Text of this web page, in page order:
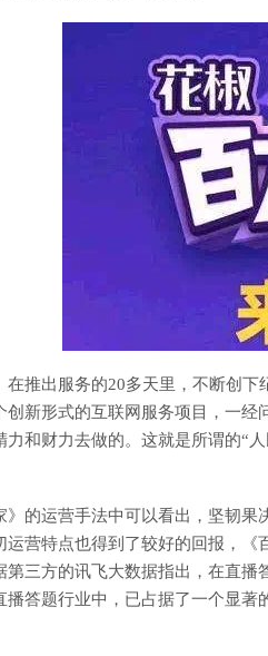
在推出服务的20多天里，不断创
创新形式的互联网服务项目，一
力和财力去做的。这就是所谓的“
》的运营手法中可以看出，坚韧
运营特点也得到了较好的回报，
第三方的讯飞大数据指出，在直
播答题行业中，已占据了一个显著